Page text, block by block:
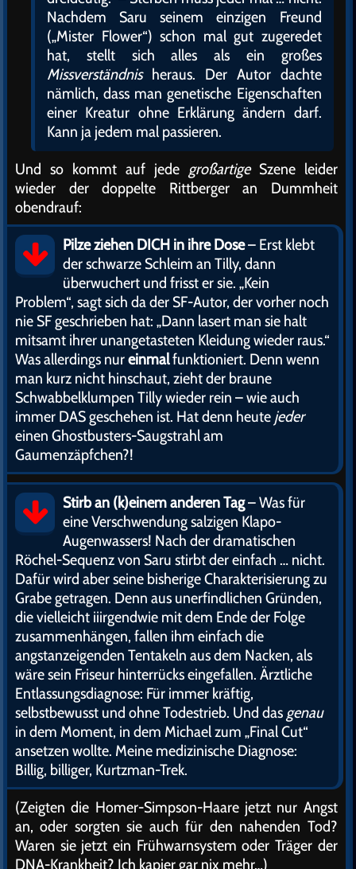
Nachdem Saru seinem einzigen Freund
(„Mister Flower“) schon mal gut zugeredet
hat, stellt sich alles als ein großes
Missverständnisheraus. Der Autor dachte
nämlich, dass man genetische Eigenschaften
einer Kreatur ohne Erklärung ändern darf.
Kann ja jedem mal passieren.
Und so kommt auf jede großartigeSzene leider
wieder der doppelte Rittberger an Dummheit
obendrauf:
Pilze ziehen DICH in ihre Dose– Erst klebt
der schwarze Schleim an Tilly, dann
überwuchert und frisst er sie. „Kein
Problem“, sagt sich da der SF-Autor, der vorher noch
nie SF geschrieben hat: „Dann lasert man sie halt
mitsamt ihrer unangetasteten Kleidung wieder raus.“
Was allerdings nureinmalfunktioniert. Denn wenn
man kurz nicht hinschaut, zieht der braune
Schwabbelklumpen Tilly wieder rein – wie auch
immer DAS geschehen ist. Hat denn heute jeder
einen Ghostbusters-Saugstrahl am
Gaumenzäpfchen?!
Stirb an (k)einem anderen Tag– Was für
eine Verschwendung salzigen Klapo-
Augenwassers! Nach der dramatischen
Röchel-Sequenz von Saru stirbt der einfach … nicht.
Dafür wird aber seine bisherige Charakterisierung zu
Grabe getragen. Denn aus unerfindlichen Gründen,
die vielleicht iiirgendwie mit dem Ende der Folge
zusammenhängen, fallen ihm einfach die
angstanzeigenden Tentakeln aus dem Nacken, als
wäre sein Friseur hinterrücks eingefallen. Ärztliche
Entlassungsdiagnose: Für immer kräftig,
selbstbewusst und ohne Todestrieb. Und das genau
in dem Moment, in dem Michael zum „Final Cut“
ansetzen wollte. Meine medizinische Diagnose:
Billig, billiger, Kurtzman-Trek.
(Zeigten die Homer-Simpson-Haare jetzt nur Angst
an, oder sorgten sie auch für den nahenden Tod?
Waren sie jetzt ein Frühwarnsystem oder Träger der
DNA-Krankheit? Ich kapier gar nix mehr…)